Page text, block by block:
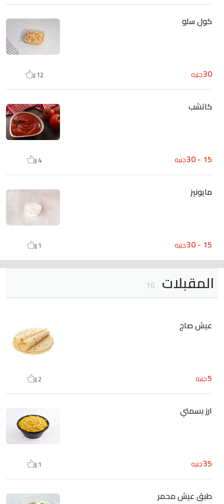
كول سلو
30جنيه 12
كاتشب
15 - 30 جنيه 4
مايونيز
15 - 30 جنيه 1
المقبلات 16
عيش صاج
5جنيه 2
ارز بسمتي
35جنيه 1
طبق عيش محمر